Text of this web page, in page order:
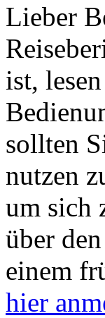
Lieber
ist,
sollten
nutzen
um sich
über
einem
hier